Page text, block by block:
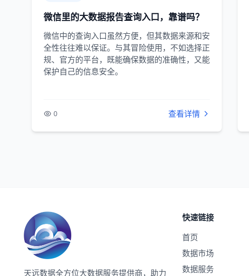
微信里的大数据报告查询入口，靠谱吗？
微信中的查询入口虽然方便，但其数据来源和安
全性往往难以保证。与其冒险使用，不如选择正
规、官方的平台，既能确保数据的准确性，又能
保护自己的信息安全。
0 查看详情
天远数据全方位大数据服务提供商，助力
快速链接
首页
数据市场
数据服务